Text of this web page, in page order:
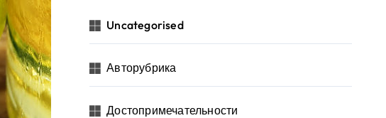
Uncategorised
Авторубрика
Достопримечательности